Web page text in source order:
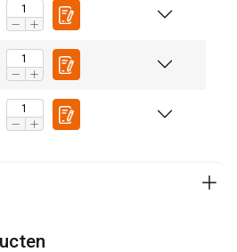
in vergelijking met traditionele
fluor rood
van kettingstroppen